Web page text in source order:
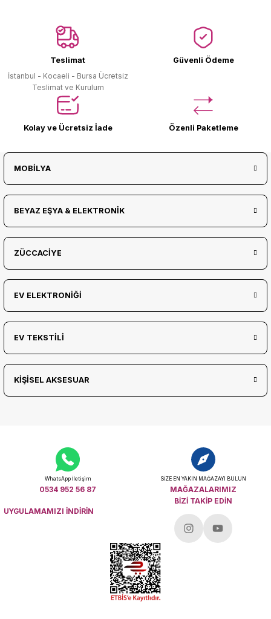
Teslimat
İstanbul - Kocaeli - Bursa Ücretsiz
Teslimat ve Kurulum
Güvenli Ödeme
Kolay ve Ücretsiz İade Özenli Paketleme
MOBİLYA
BEYAZ EŞYA & ELEKTRONİK
ZÜCCACİYE
EV ELEKTRONİĞİ
EV TEKSTİLİ
KİŞİSEL AKSESUAR
WhatsApp İletişim
0534 952 56 87
SİZE EN YAKIN MAĞAZAYI BULUN
MAĞAZALARIMIZ
UYGULAMAMIZI İNDİRİN
BİZİ TAKİP EDİN